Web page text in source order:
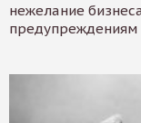
нежелание
предупреждениям